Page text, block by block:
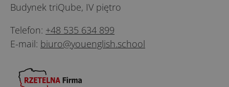
Budynek triQube, IV piętro
Telefon: +48 535 634 899
E-mail: biuro@youenglish.school